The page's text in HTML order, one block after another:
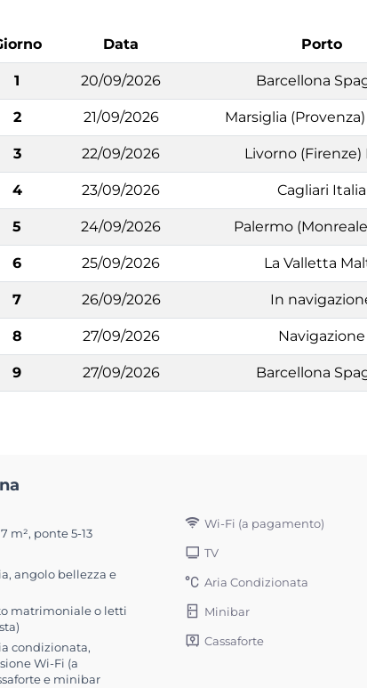
Data Porto
1 20/09/2026 Barcellona
2 21/09/2026 Marsiglia
3 22/09/2026 Livorno (Firenze)
4 23/09/2026 Cagliari Italia
5 24/09/2026 Palermo
6 25/09/2026 La Valletta
7 26/09/2026 In
8 27/09/2026 Navigazione
9 27/09/2026 Barcellona
m², ponte 5-13
angolo bellezza e
matrimoniale o letti
condizionata,
Wi-Fi (a
e minibar
Wi-Fi (a pagamento)
TV
Aria Condizionata
Minibar
Cassaforte